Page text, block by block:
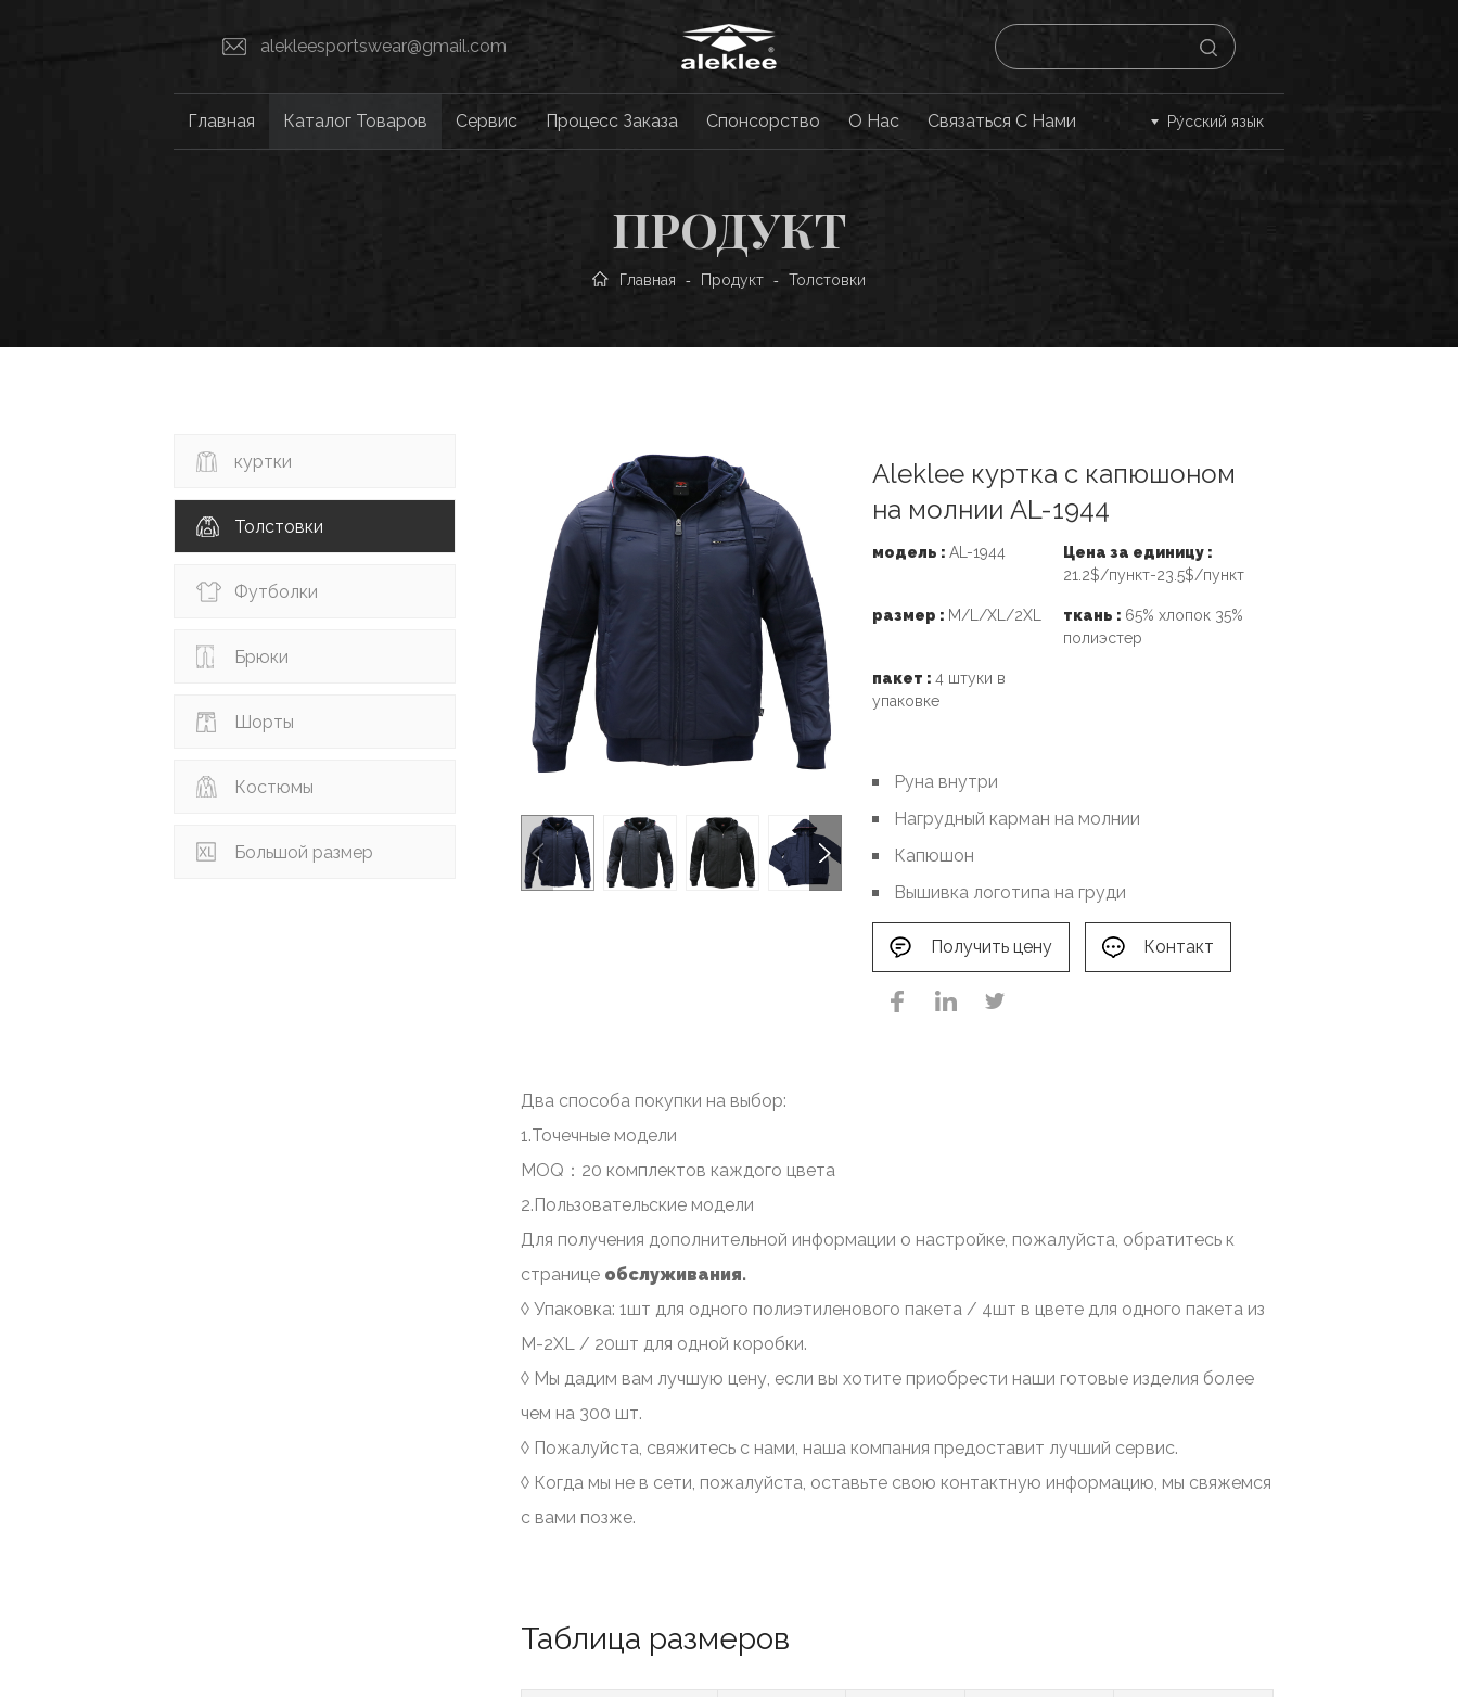
alekleesportswear@gmail.com
Главная Каталог Товаров Сервис Процесс Заказа Cпонсорство О Нас Связаться С Нами Ру́сский язы́к
ПРОДУКТ
Главная - Продукт - Толстовки
куртки
Толстовки
Футболки
Брюки
Шорты
Костюмы
Большой размер
Aleklee куртка с капюшоном
на молнии AL-1944
модель : AL-1944
Цена за единицу :
21.2$/пункт-23.5$/пункт
размер : M/L/XL/2XL ткань : 65% хлопок 35%
полиэстер
пакет : 4 штуки в
упаковке
Руна внутри
Нагрудный карман на молнии
Капюшон
Вышивка логотипа на груди
Получить цену Контакт
Два способа покупки на выбор:
1.Точечные модели
MOQ：20 комплектов каждого цвета
2.Пользовательские модели
Для получения дополнительной информации о настройке, пожалуйста, обратитесь к
странице обслуживания.
◊ Упаковка: 1шт для одного полиэтиленового пакета / 4шт в цвете для одного пакета из
M-2XL / 20шт для одной коробки.
◊ Мы дадим вам лучшую цену, если вы хотите приобрести наши готовые изделия более
чем на 300 шт.
◊ Пожалуйста, свяжитесь с нами, наша компания предоставит лучший сервис.
◊ Когда мы не в сети, пожалуйста, оставьте свою контактную информацию, мы свяжемся
с вами позже.
Таблица размеров